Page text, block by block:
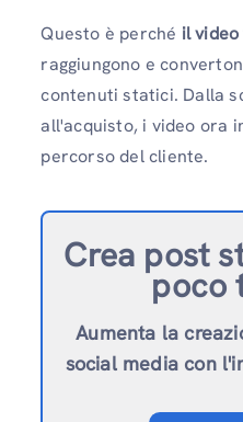
Questo è perché il
raggiungono e
contenuti statici. Dalla
all'acquisto, i video ora
percorso del cliente.
Crea post
poco
Aumenta la
social media con